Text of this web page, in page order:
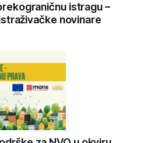
istragu –
novinare